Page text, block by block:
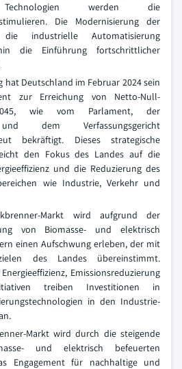
Technologien werden die
Die Modernisierung der
industrielle Automatisierung
die Einführung fortschrittlicher
hat Deutschland im Februar 2024 sein
zur Erreichung von Netto-Null-
wie vom Parlament, der
und dem Verfassungsgericht
bekräftigt. Dieses strategische
den Fokus des Landes auf die
und die Reduzierung des
wie Industrie, Verkehr und
Markt wird aufgrund der
von Biomasse- und elektrisch
einen Aufschwung erleben, der mit
des Landes übereinstimmt.
Emissionsreduzierung
treiben Investitionen in
in den Industrie-
Markt wird durch die steigende
und elektrisch befeuerten
Engagement für nachhaltige und